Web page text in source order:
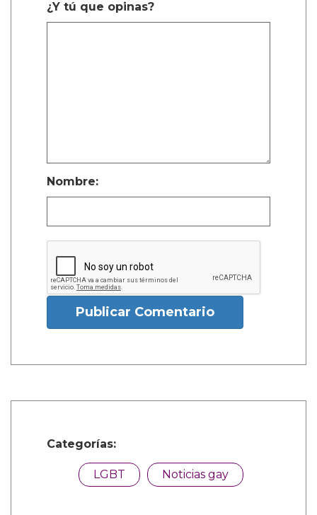
¿Y tú que opinas?
Nombre:
Publicar Comentario
Categorías:
LGBT Noticias gay